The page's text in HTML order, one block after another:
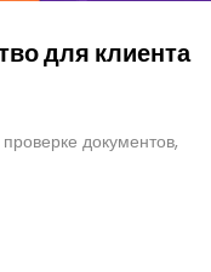
для клиента
документов,